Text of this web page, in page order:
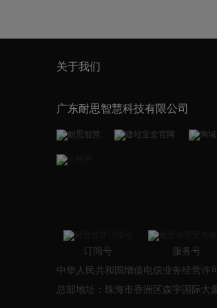
关于我们
广东耐思智慧科技有限公司
订阅号 服务号
中华人民共和国增值电信业务经营许
总部地址：珠海市香洲区森宇国际大